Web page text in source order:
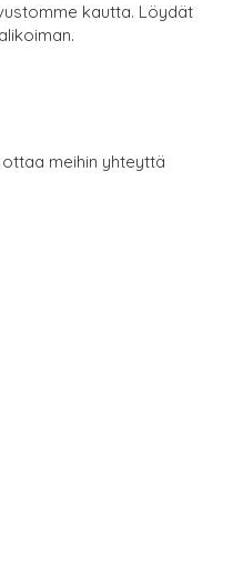
kautta. Löydät
meihin yhteyttä